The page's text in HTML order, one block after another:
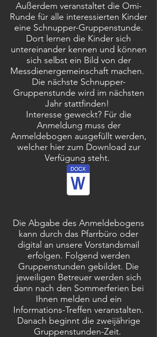
Außerdem veranstaltet die Omi-
Runde für alle interessierten Kinder
eine Schnupper-Gruppenstunde.
Dort lernen die Kinder sich
untereinander kennen und können
sich selbst ein Bild von der
Messdienergemeinschaft machen.
Die nächste Schnupper-
Gruppenstunde wird im nächsten
Jahr stattfinden!
Interesse geweckt? Für die
Anmeldung muss der
Anmeldebogen ausgefüllt werden,
welcher hier zum Download zur
Verfügung steht.
Die Abgabe des Anmeldebogens
kann durch das Pfarrbüro oder
digital an unsere Vorstandsmail
erfolgen. Folgend werden
Gruppenstunden gebildet. Die
jeweiligen Betreuer werden sich
dann nach den Sommerferien bei
Ihnen melden und ein
Informations-Treffen veranstalten.
Danach beginnt die zweijährige
Gruppenstunden-Zeit.